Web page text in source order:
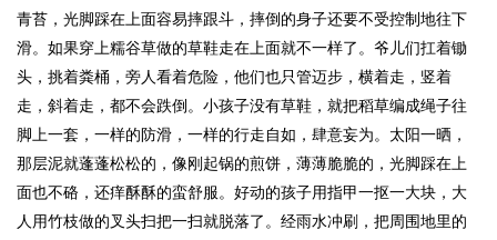
青苔，光脚踩在上面容易摔跟斗，摔倒的身子还要不受控制地往下
滑。如果穿上糯谷草做的草鞋走在上面就不一样了。爷儿们扛着锄
头，挑着粪桶，旁人看着危险，他们也只管迈步，横着走，竖着
走，斜着走，都不会跌倒。小孩子没有草鞋，就把稻草编成绳子往
脚上一套，一样的防滑，一样的行走自如，肆意妄为。太阳一晒，
那层泥就蓬蓬松松的，像刚起锅的煎饼，薄薄脆脆的，光脚踩在上
面也不硌，还痒酥酥的蛮舒服。好动的孩子用指甲一抠一大块，大
人用竹枝做的叉头扫把一扫就脱落了。经雨水冲刷，把周围地里的